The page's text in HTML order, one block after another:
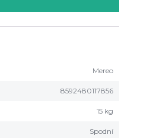
Mereo
8592480117856
15 kg
Spodní